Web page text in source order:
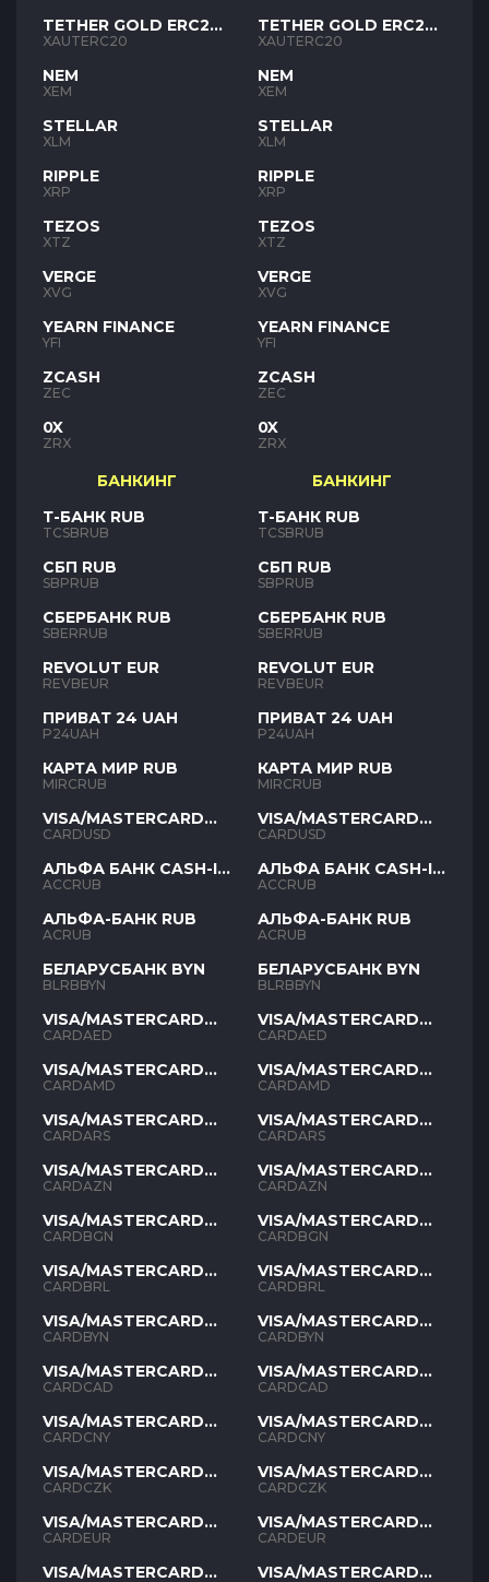
TETHER GOLD ERC20
XAUT
XAUTERC20
NEM
XEM
STELLAR
XLM
RIPPLE
XRP
TEZOS
XTZ
VERGE
XVG
YEARN FINANCE
YFI
ZCASH
ZEC
0X
ZRX
БАНКИНГ
Т-БАНК RUB
TCSBRUB
СБП RUB
SBPRUB
СБЕРБАНК RUB
SBERRUB
REVOLUT EUR
REVBEUR
ПРИВАТ 24 UAH
P24UAH
КАРТА МИР RUB
MIRCRUB
VISA/MASTERCARD
USD
CARDUSD
АЛЬФА БАНК CASH-IN
RUB
ACCRUB
АЛЬФА-БАНК RUB
ACRUB
БЕЛАРУСБАНК BYN
BLRBBYN
VISA/MASTERCARD
AED
CARDAED
VISA/MASTERCARD
AMD
CARDAMD
VISA/MASTERCARD
ARS
CARDARS
VISA/MASTERCARD
AZN
CARDAZN
VISA/MASTERCARD
BGN
CARDBGN
VISA/MASTERCARD
BRL
CARDBRL
VISA/MASTERCARD
BYN
CARDBYN
VISA/MASTERCARD
CAD
CARDCAD
VISA/MASTERCARD
CNY
CARDCNY
VISA/MASTERCARD
CZK
CARDCZK
VISA/MASTERCARD
EUR
CARDEUR
VISA/MASTERCARD
TETHER GOLD ERC20
XAUT
XAUTERC20
NEM
XEM
STELLAR
XLM
RIPPLE
XRP
TEZOS
XTZ
VERGE
XVG
YEARN FINANCE
YFI
ZCASH
ZEC
0X
ZRX
БАНКИНГ
Т-БАНК RUB
TCSBRUB
СБП RUB
SBPRUB
СБЕРБАНК RUB
SBERRUB
REVOLUT EUR
REVBEUR
ПРИВАТ 24 UAH
P24UAH
КАРТА МИР RUB
MIRCRUB
VISA/MASTERCARD
USD
CARDUSD
АЛЬФА БАНК CASH-IN
RUB
ACCRUB
АЛЬФА-БАНК RUB
ACRUB
БЕЛАРУСБАНК BYN
BLRBBYN
VISA/MASTERCARD
AED
CARDAED
VISA/MASTERCARD
AMD
CARDAMD
VISA/MASTERCARD
ARS
CARDARS
VISA/MASTERCARD
AZN
CARDAZN
VISA/MASTERCARD
BGN
CARDBGN
VISA/MASTERCARD
BRL
CARDBRL
VISA/MASTERCARD
BYN
CARDBYN
VISA/MASTERCARD
CAD
CARDCAD
VISA/MASTERCARD
CNY
CARDCNY
VISA/MASTERCARD
CZK
CARDCZK
VISA/MASTERCARD
EUR
CARDEUR
VISA/MASTERCARD